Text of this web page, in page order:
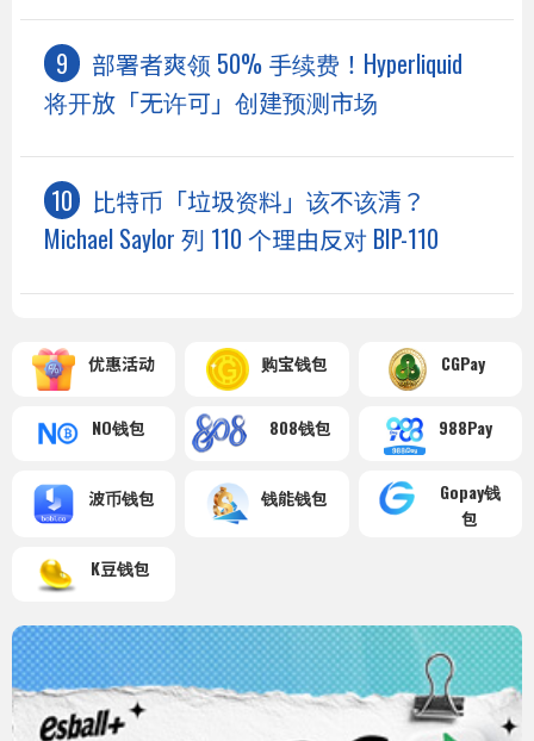
部署者爽领 50% 手续费！Hyperliquid
将开放「无许可」创建预测市场
比特币「垃圾资料」该不该清？
Michael Saylor 列 110 个理由反对 BIP-110
优惠活动 购宝钱包 CGPay
NO钱包 808钱包 988Pay
波币钱包 钱能钱包
Gopay钱
包
K豆钱包